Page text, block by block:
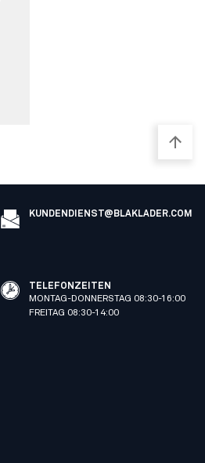
KUNDENDIENST@BLAKLADER.COM
TELEFONZEITEN
MONTAG-DONNERSTAG 08:30-16:00
FREITAG 08:30-14:00